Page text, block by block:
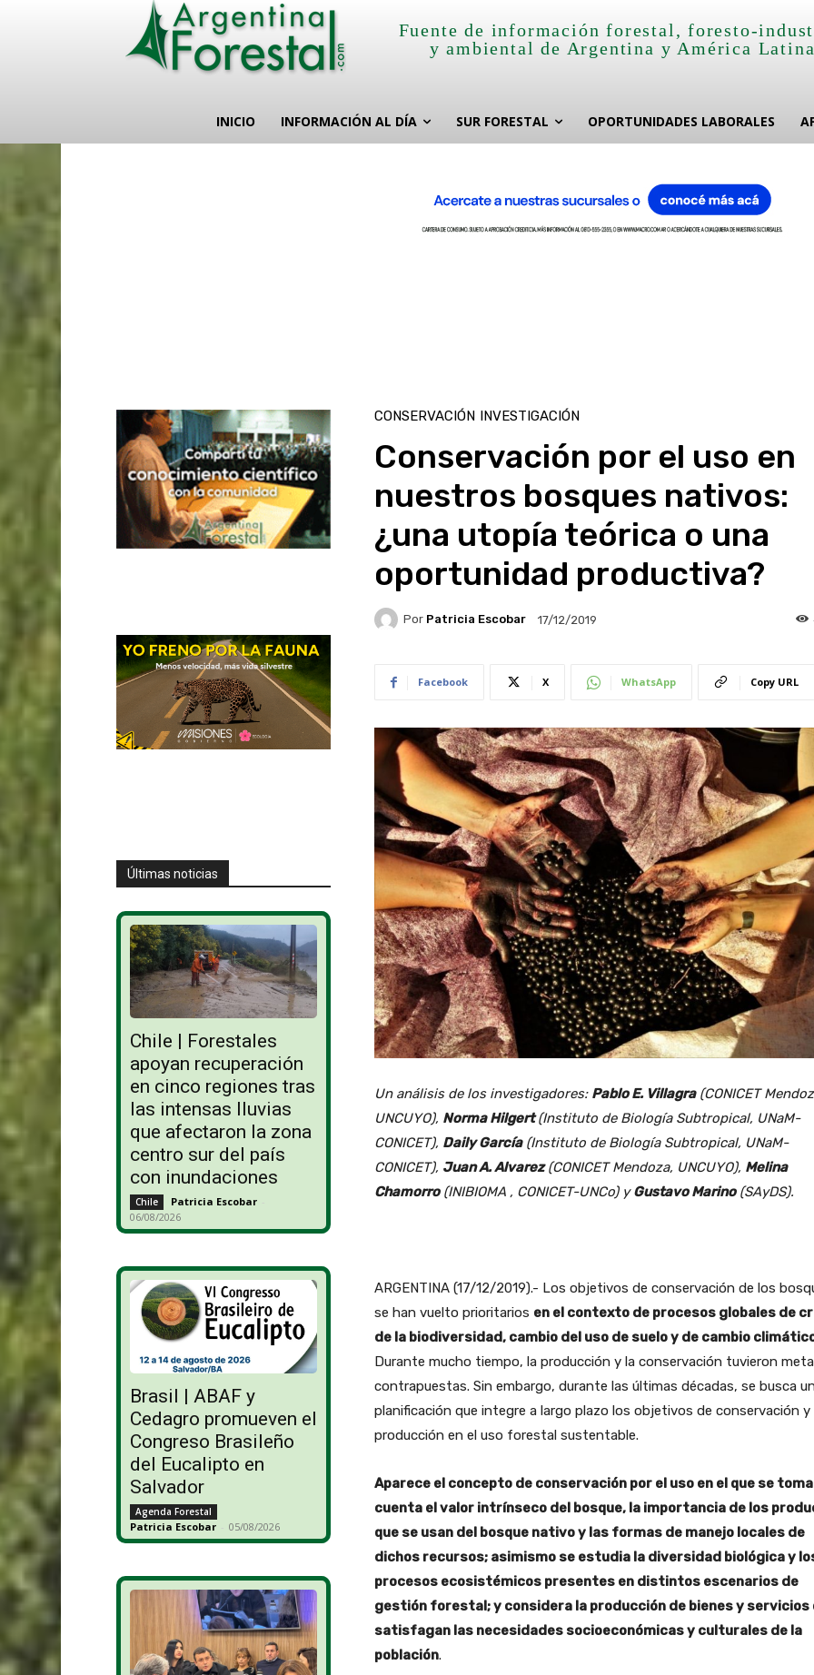
Fuente de información forestal, foresto-
y ambiental de Argentina y América
INICIO INFORMACIÓN AL DÍA SUR FORESTAL OPORTUNIDADES LABORALES
Últimas noticias
Chile | Forestales
apoyan recuperación
en cinco regiones tras
las intensas lluvias
que afectaron la zona
centro sur del país
con inundaciones
Chile Patricia Escobar -
06/08/2026
Brasil | ABAF y
Cedagro promueven el
Congreso Brasileño
del Eucalipto en
Salvador
Agenda Forestal
Patricia Escobar - 05/08/2026
CONSERVACIÓN INVESTIGACIÓN
Conservación por el uso en
nuestros bosques nativos:
¿una utopía teórica o una
oportunidad productiva?
Por Patricia Escobar 17/12/2019
Facebook X WhatsApp Copy URL
Un análisis de los investigadores: Pablo E. Villagra(CONICET
UNCUYO), Norma Hilgert(Instituto de Biología Subtropical, UNaM-
CONICET), Daily García(Instituto de Biología Subtropical, UNaM-
CONICET), Juan A. Alvarez(CONICET Mendoza, UNCUYO), Melina
Chamorro(INIBIOMA , CONICET-UNCo) yGustavo Marino(SAyDS).
ARGENTINA (17/12/2019).- Los objetivos de conservación de los
se han vuelto prioritarios en el contexto de procesos globales de
de la biodiversidad, cambio del uso de suelo y de cambio
Durante mucho tiempo, la producción y la conservación tuvieron
contrapuestas. Sin embargo, durante las últimas décadas, se busca
planificación que integre a largo plazo los objetivos de conservación y
producción en el uso forestal sustentable.
Aparece el concepto de conservación por el uso en el que se
cuenta el valor intrínseco del bosque, la importancia de los
que se usan del bosque nativo y las formas de manejo locales de
dichos recursos; asimismo se estudia la diversidad biológica y
procesos ecosistémicos presentes en distintos escenarios de
gestión forestal; y considera la producción de bienes y servicios
satisfagan las necesidades socioeconómicas y culturales de la
población.